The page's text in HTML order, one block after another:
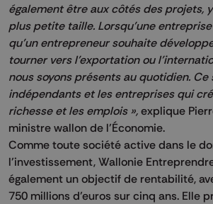
également être aux côtés des projets,
plus petite taille. Lorsqu’une
qu’un entrepreneur souhaite
tourner vers l’exportation ou
nous soyons présents au quotidien. Ce
indépendants et les entreprises qui
richesse et les emplois », explique
ministre wallon de l’Économie.
Comme toute société active dans le
l’investissement, Wallonie
également un objectif de rentabilité,
750 millions d’euros sur cinq ans. Elle